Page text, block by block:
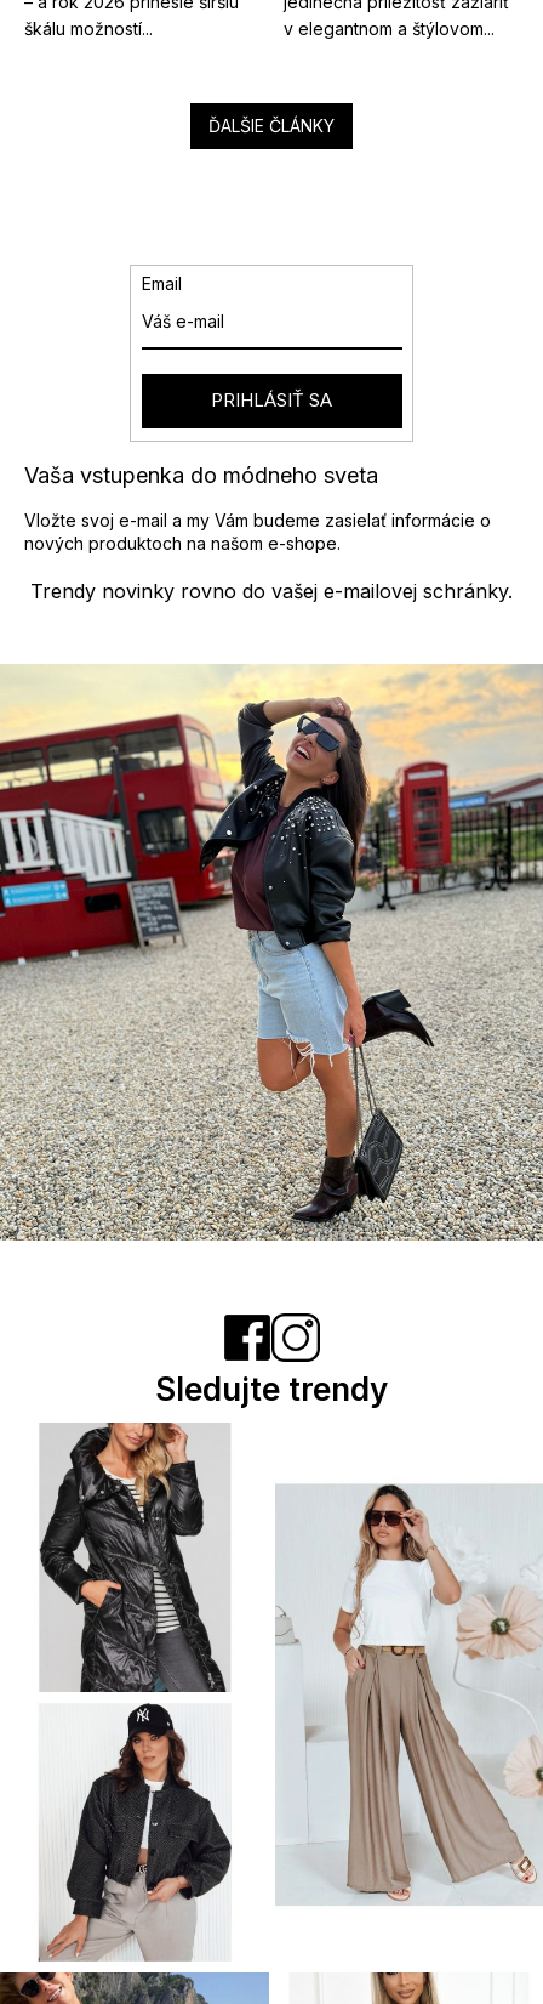
škálu možností...
v elegantnom a štýlovom...
ĎALŠIE ČLÁNKY
Trendy novinky rovno do vašej e-mailovej schránky.
Vaša vstupenka do módneho sveta
Vložte svoj e-mail a my Vám budeme zasielať informácie o
nových produktoch na našom e-shope.
Email
PRIHLÁSIŤ SA